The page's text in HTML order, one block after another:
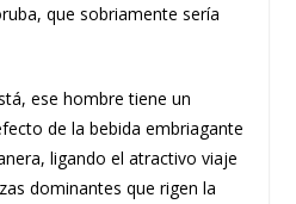
que sobriamente sería
ese hombre tiene un
de la bebida embriagante
ligando el atractivo viaje
dominantes que rigen la